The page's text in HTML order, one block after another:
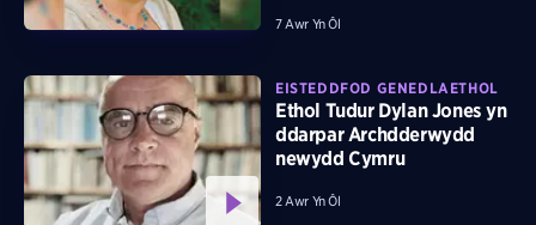
7 Awr Yn Ôl
EISTEDDFOD GENEDLAETHOL
Ethol Tudur Dylan Jones yn
ddarpar Archdderwydd
newydd Cymru
2 Awr Yn Ôl